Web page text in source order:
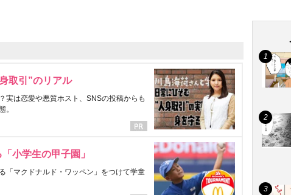
取引”のリアル
実は恋愛や悪質ホスト、SNSの投稿からも
。
小学生の甲子園」
「マクドナルド・ワッペン」をつけて学童